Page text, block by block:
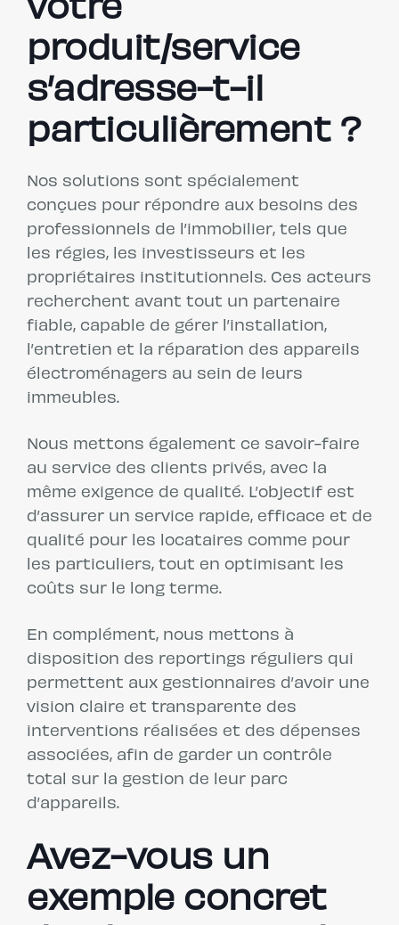
votre
produit/service
s’adresse-t-il
particulièrement ?
Nos solutions sont spécialement
conçues pour répondre aux besoins des
professionnels de l’immobilier, tels que
les régies, les investisseurs et les
propriétaires institutionnels. Ces acteurs
recherchent avant tout un partenaire
fiable, capable de gérer l’installation,
l’entretien et la réparation des appareils
électroménagers au sein de leurs
immeubles.
Nous mettons également ce savoir-faire
au service des clients privés, avec la
même exigence de qualité. L’objectif est
d’assurer un service rapide, efficace et de
qualité pour les locataires comme pour
les particuliers, tout en optimisant les
coûts sur le long terme.
En complément, nous mettons à
disposition des reportings réguliers qui
permettent aux gestionnaires d’avoir une
vision claire et transparente des
interventions réalisées et des dépenses
associées, afin de garder un contrôle
total sur la gestion de leur parc
d’appareils.
Avez-vous un
exemple concret